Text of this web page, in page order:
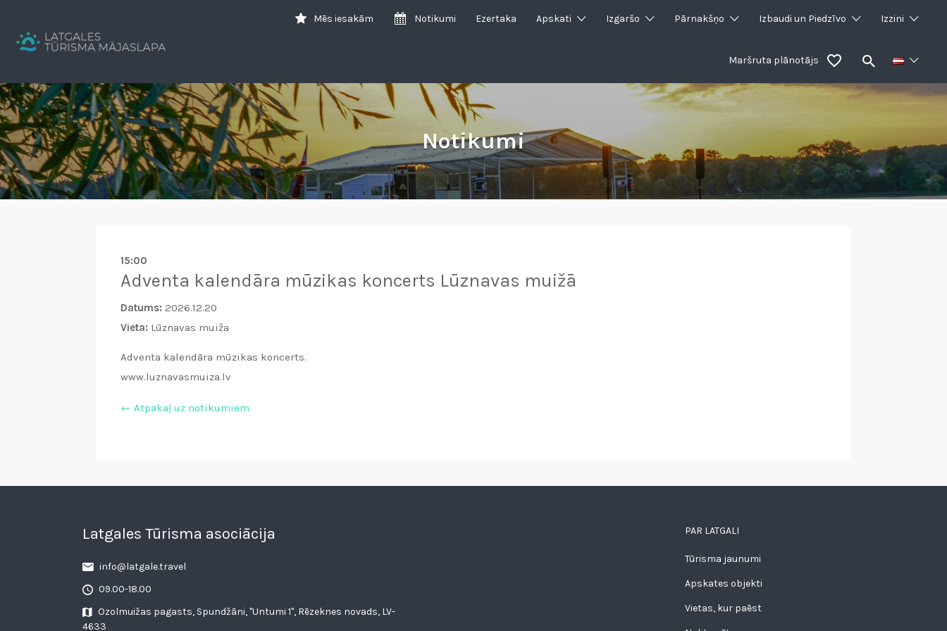
Tavs brīvdienu ceļvedis
Mēs iesakām Notikumi Ezertaka Apskati Izgaršo Pārnakšņo Izbaudi un Piedzīvo Izzini
Maršruta plānotājs
Notikumi
15:00
Adventa kalendāra mūzikas koncerts Lūznavas muižā
Datums: 2026.12.20
Vieta: Lūznavas muiža
Adventa kalendāra mūzikas koncerts.
www.luznavasmuiza.lv
← Atpakaļ uz notikumiem
Latgales Tūrisma asociācija
info@latgale.travel
09.00-18.00
Ozolmuižas pagasts, Spundžāni, "Untumi 1", Rēzeknes novads, LV-
4633
PAR LATGALI
Tūrisma jaunumi
Apskates objekti
Vietas, kur paēst